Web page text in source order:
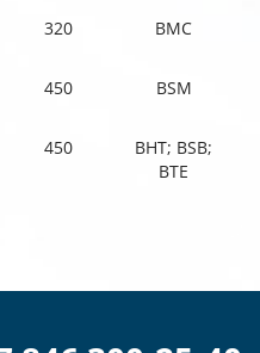
320 BMC
450 BSM
450
BHT; BSB;
BTE